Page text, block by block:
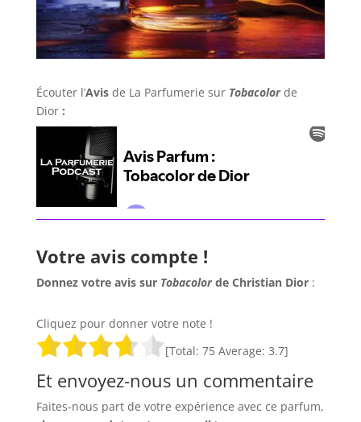
Écouter l’Avis de La Parfumerie sur Tobacolor de
Dior:
Votre avis compte !
Donnez votre avis sur Tobacolorde Christian Dior:
Cliquez pour donner votre note !
[Total: 75Average: 3.7]
Et envoyez-nous un commentaire
Faites-nous part de votre expérience avec ce parfum,